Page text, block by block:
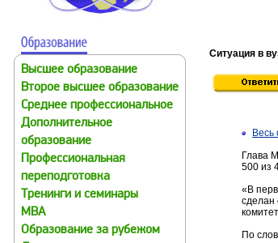
Высшее образование
Второе высшее образование
Среднее профессиональное
Дополнительное
образование
Профессиональная
переподготовка
Тренинги и семинары
MBA
Образование за рубежом
Ситуация в
Глава
500 из
«В
сделан
По